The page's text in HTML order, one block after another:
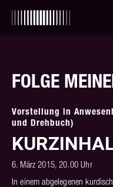
FOLGE
Vorstellung in
und Drehbuch)
6. März 2015, 20.00 Uhr
In einem abgelegenen